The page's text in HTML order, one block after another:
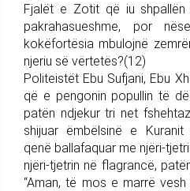
Fjalët e Zotit që iu shpallën
pakrahasueshme, por
kokëfortësia mbulojnë
njeriu së vërtetës?(12)
Politeistët Ebu Sufjani, Ebu
që e pengonin popullin të
patën ndjekur tri net
shijuar ëmbëlsinë e
qenë ballafaquar me njëri-
njëri-tjetrin në flagrancë,
“Aman, të mos e marrë